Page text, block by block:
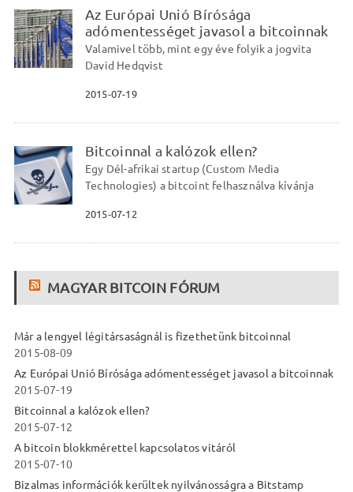
Az Európai Unió Bírósága
adómentességet javasol a bitcoinnak
Valamivel több, mint egy éve folyik a jogvita
David Hedqvist
2015-07-19
Bitcoinnal a kalózok ellen?
Egy Dél-afrikai startup (Custom Media
Technologies) a bitcoint felhasználva kívánja
2015-07-12
MAGYAR BITCOIN FÓRUM
Már a lengyel légitársaságnál is fizethetünk bitcoinnal
2015-08-09
Az Európai Unió Bírósága adómentességet javasol a bitcoinnak
2015-07-19
Bitcoinnal a kalózok ellen?
2015-07-12
A bitcoin blokkmérettel kapcsolatos vitáról
2015-07-10
Bizalmas információk kerültek nyilvánosságra a Bitstamp